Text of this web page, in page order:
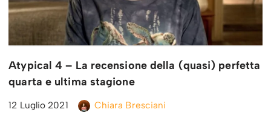
Atypical 4 – La recensione della (quasi) perfetta
quarta e ultima stagione
12 Luglio 2021 Chiara Bresciani